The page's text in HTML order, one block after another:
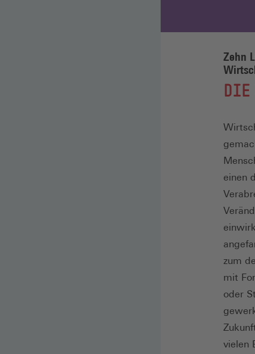
Zehn
:
DIE
einen
zum
mit
oder
vielen